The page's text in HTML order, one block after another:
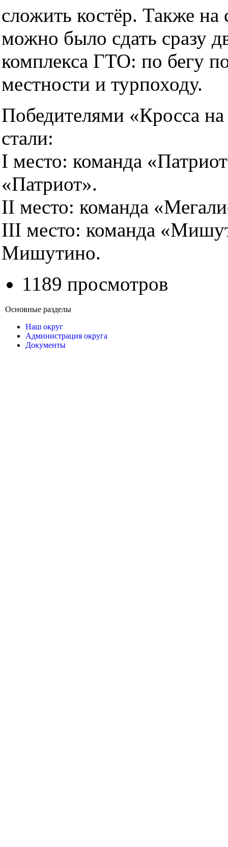
сложить костёр. Также на
можно было сдать сразу
комплекса ГТО: по бегу
местности и турпоходу.
Победителями «Кросса
стали:
I место: команда
«Патриот».
II место: команда
III место: команда
Мишутино.
1189 просмотров
Основные разделы
Наш округ
Администрация округа
Документы